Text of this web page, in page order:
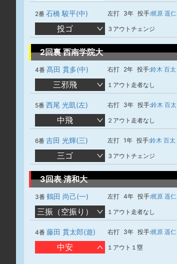
2番 石橋 駿平(中) 左打 3年 投手:梶原 遥仁
投ゴ ３アウトチェンジ
2回裏 西南学院大
4番 髙田 貫多(中) 右打 2年 投手:鈴木 百太
三邪飛 １アウト走者なし
5番 西尾 光凱(左) 右打 3年 投手:鈴木 百太
中飛 ２アウト走者なし
6番 吉田 光輝(三) 左打 1年 投手:鈴木 百太
三ゴ ３アウトチェンジ
3回表 清和大
3番 鶴田 尚己(一) 左打 4年 投手:梶原 遥仁
三振（空振り） １アウト走者なし
4番 藤田 貫太郎(遊) 右打 3年 投手:梶原 遥仁
中安 １アウト１塁